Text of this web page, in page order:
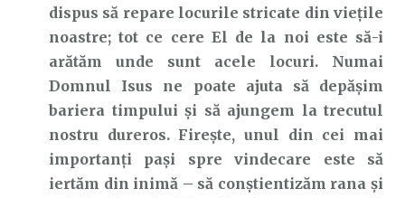
dispus să repare locurile stricate din viețile
noastre; tot ce cere El de la noi este să-i
arătăm unde sunt acele locuri. Numai
Domnul Isus ne poate ajuta să depășim
bariera timpului și să ajungem la trecutul
nostru dureros. Firește, unul din cei mai
importanți pași spre vindecare este să
iertăm din inimă – să conștientizăm rana și